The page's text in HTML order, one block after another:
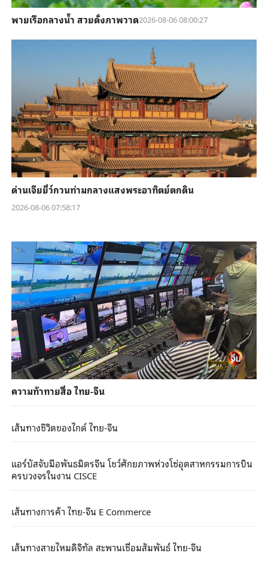
พายเรือกลางน้ำ สวยดั่งภาพวาด2026-08-06 08:00:27
ด่านเจียยี่ว์กวนท่ามกลางแสงพระอาทิตย์ตกดิน
2026-08-06 07:58:17
ความท้าทายสื่อ ไทย-จีน
เส้นทางชีวิตของไกด์ ไทย-จีน
แอร์บัสจับมือพันธมิตรจีน โชว์ศักยภาพห่วงโซ่อุตสาหกรรมการบิน
ครบวงจรในงาน CISCE
เส้นทางการค้า ไทย-จีน E Commerce
เส้นทางสายไหมดิจิทัล สะพานเชื่อมสัมพันธ์ ไทย-จีน